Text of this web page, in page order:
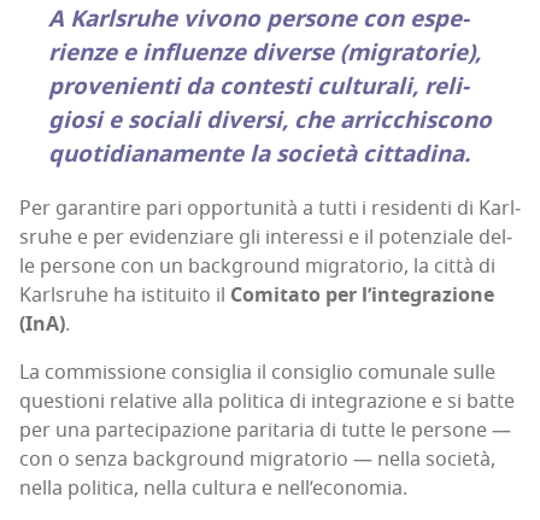
A Karl­sru­he vivo­no per­so­ne con espe­
rien­ze e influen­ze diver­se (migra­to­rie),
pro­ve­nien­ti da con­te­sti cul­tu­ra­li, reli­
gio­si e socia­li diver­si, che arric­chi­sco­no
quo­ti­dia­na­men­te la socie­tà cittadina.
Per garan­ti­re pari oppor­tu­ni­tà a tut­ti i resi­den­ti di Karl­
sru­he e per evi­den­zia­re gli inte­res­si e il poten­zia­le del­
le per­so­ne con un back­ground migra­to­rio, la cit­tà di
Karl­sru­he ha isti­tui­to il Comi­ta­to per l’in­te­gra­zio­ne
(InA).
La com­mis­sio­ne con­si­glia il con­si­glio comu­na­le sul­le
que­stio­ni rela­ti­ve alla poli­ti­ca di inte­gra­zio­ne e si bat­te
per una par­te­ci­pa­zio­ne pari­ta­ria di tut­te le per­so­ne —
con o sen­za back­ground migra­to­rio — nel­la socie­tà,
nel­la poli­ti­ca, nel­la cul­tu­ra e nell’economia.